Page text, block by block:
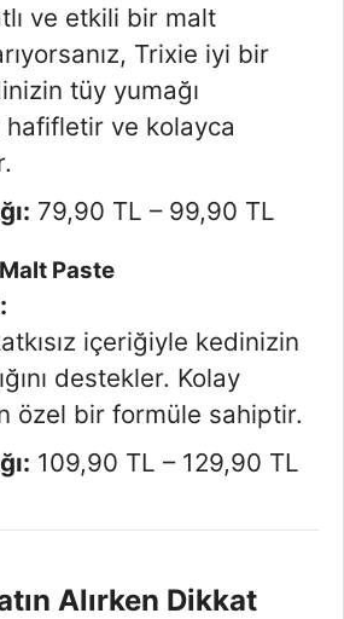
ve etkili bir malt
Trixie iyi bir
tüy yumağı
hafifletir ve kolayca
79,90 TL – 99,90 TL
Paste
içeriğiyle kedinizin
destekler. Kolay
özel bir formüle sahiptir.
109,90 TL – 129,90 TL
Alırken Dikkat